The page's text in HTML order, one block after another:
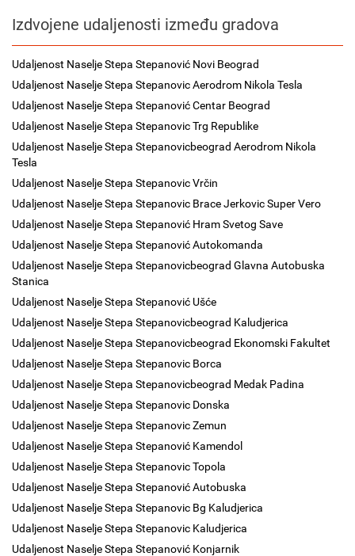
Izdvojene udaljenosti između gradova
Udaljenost Naselje Stepa Stepanović Novi Beograd
Udaljenost Naselje Stepa Stepanovic Aerodrom Nikola Tesla
Udaljenost Naselje Stepa Stepanović Centar Beograd
Udaljenost Naselje Stepa Stepanovic Trg Republike
Udaljenost Naselje Stepa Stepanovicbeograd Aerodrom Nikola
Tesla
Udaljenost Naselje Stepa Stepanovic Vrčin
Udaljenost Naselje Stepa Stepanovic Brace Jerkovic Super Vero
Udaljenost Naselje Stepa Stepanović Hram Svetog Save
Udaljenost Naselje Stepa Stepanović Autokomanda
Udaljenost Naselje Stepa Stepanovicbeograd Glavna Autobuska
Stanica
Udaljenost Naselje Stepa Stepanović Ušće
Udaljenost Naselje Stepa Stepanovicbeograd Kaludjerica
Udaljenost Naselje Stepa Stepanovicbeograd Ekonomski Fakultet
Udaljenost Naselje Stepa Stepanovic Borca
Udaljenost Naselje Stepa Stepanovicbeograd Medak Padina
Udaljenost Naselje Stepa Stepanovic Donska
Udaljenost Naselje Stepa Stepanovic Zemun
Udaljenost Naselje Stepa Stepanović Kamendol
Udaljenost Naselje Stepa Stepanovic Topola
Udaljenost Naselje Stepa Stepanović Autobuska
Udaljenost Naselje Stepa Stepanovic Bg Kaludjerica
Udaljenost Naselje Stepa Stepanovic Kaludjerica
Udaljenost Naselje Stepa Stepanović Konjarnik